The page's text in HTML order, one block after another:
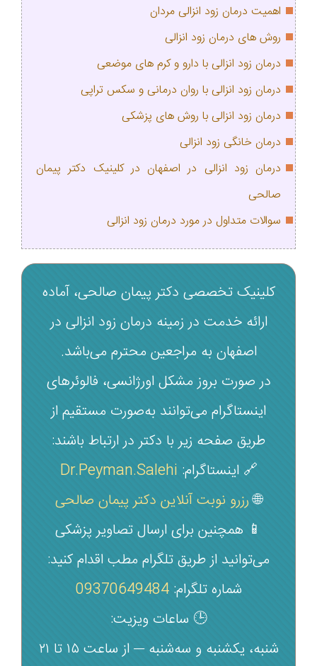
اهمیت درمان زود انزالی مردان
روش های درمان زود انزالی
درمان زود انزالی با دارو و کرم های موضعی
درمان زود انزالی با روان درمانی و سکس تراپی
درمان زود انزالی با روش های پزشکی
درمان خانگی زود انزالی
درمان زود انزالی در اصفهان در کلینیک دکتر پیمان
صالحی
سوالات متداول در مورد درمان زود انزالی
کلینیک تخصصی دکتر پیمان صالحی، آماده
ارائه خدمت در زمینه درمان زود انزالی در
اصفهان به مراجعین محترم می‌باشد.
در صورت بروز مشکل اورژانسی، فالوئرهای
اینستاگرام می‌توانند به‌صورت مستقیم از
طریق صفحه زیر با دکتر در ارتباط باشند:
🔗 اینستاگرام: Dr.Peyman.Salehi
🌐رزرو نوبت آنلاین دکتر پیمان صالحی
📱 همچنین برای ارسال تصاویر پزشکی
می‌توانید از طریق تلگرام مطب اقدام کنید:
شماره تلگرام:09370649484
🕒 ساعات ویزیت:
شنبه، یکشنبه و سه‌شنبه — از ساعت ۱۵ تا ۲۱